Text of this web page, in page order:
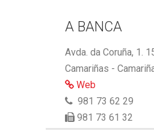
A BANCA
Avda. da Coruña, 1.
Camariñas -
Web
981 73 62 29
981 73 61 32